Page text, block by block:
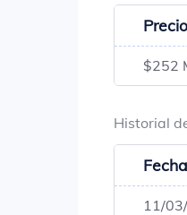
$252
Historial
Fecha
11/